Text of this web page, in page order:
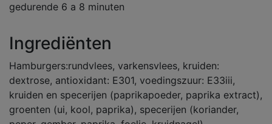
gedurende 6 a 8 minuten
Ingrediënten
Hamburgers:rundvlees, varkensvlees, kruiden:
dextrose, antioxidant: E301, voedingszuur: E33iii,
kruiden en specerijen (paprikapoeder, paprika extract),
groenten (ui, kool, paprika), specerijen (koriander,